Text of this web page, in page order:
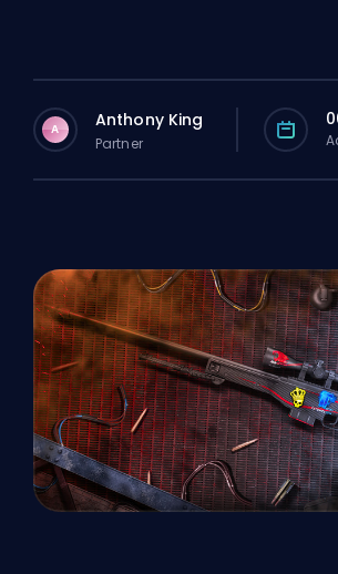
A Anthony King
Partner